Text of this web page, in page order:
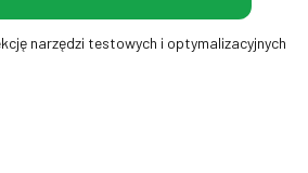
narzędzi testowych i optymalizacyjnych